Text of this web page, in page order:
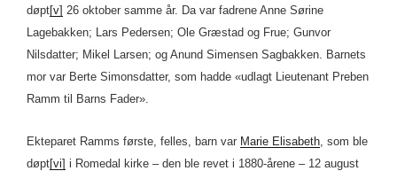
døpt[v] 26 oktober samme år. Da var fadrene Anne Sørine
Lagebakken; Lars Pedersen; Ole Græstad og Frue; Gunvor
Nilsdatter; Mikel Larsen; og Anund Simensen Sagbakken. Barnets
mor var Berte Simonsdatter, som hadde «udlagt Lieutenant Preben
Ramm til Barns Fader».
Ekteparet Ramms første, felles, barn var Marie Elisabeth , som ble
døpt[vi] i Romedal kirke – den ble revet i 1880-årene – 12 august